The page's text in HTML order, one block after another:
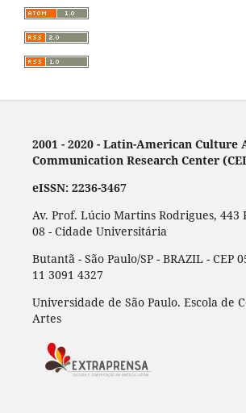
2001 - 2020 - Latin-American Culture
Communication Research Center
eISSN: 2236-3467
Av. Prof. Lúcio Martins Rodrigues, 443
08 - Cidade Universitária
Butantã - São Paulo/SP - BRAZIL - CEP
11 3091 4327
Universidade de São Paulo. Escola de
Artes